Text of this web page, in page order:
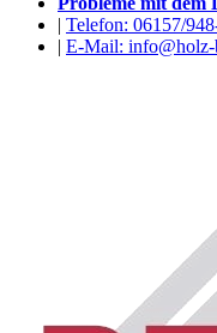
| Telefon: 06157/
| E-Mail: info@holz-